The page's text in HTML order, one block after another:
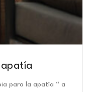
apatía
para la apatía “ a